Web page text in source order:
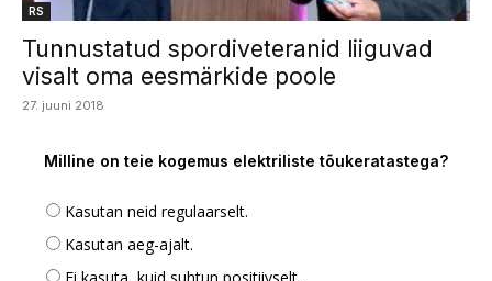
RS
Tunnustatud spordiveteranid liiguvad
visalt oma eesmärkide poole
27. juuni 2018
Milline on teie kogemus elektriliste tõukeratastega?
Kasutan neid regulaarselt.
Kasutan aeg-ajalt.